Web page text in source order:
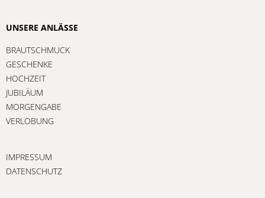
UNSERE ANLÄSSE
BRAUTSCHMUCK
GESCHENKE
HOCHZEIT
JUBILÄUM
MORGENGABE
VERLOBUNG
IMPRESSUM
DATENSCHUTZ